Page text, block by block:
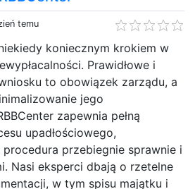
temu
koniecznym krokiem w
Prawidłowe i
to obowiązek zarządu, a
jego
zapewnia pełną
upadłościowego,
procedura przebiegnie sprawnie i
Nasi eksperci dbają o rzetelne
w tym spisu majątku i